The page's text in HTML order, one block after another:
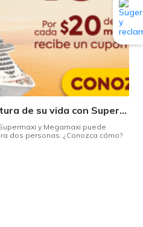
¡Embárquese en la aventura de su vida con Supermaxi!
y Megamaxi puede
dos personas. ¿Conozca cómo?